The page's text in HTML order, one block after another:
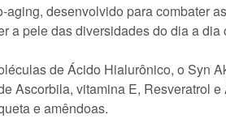
aging, desenvolvido para combater
a pele das diversidades do dia a
de Ácido Hialurônico, o Syn
Ascorbila, vitamina E, Resveratrol
e amêndoas.